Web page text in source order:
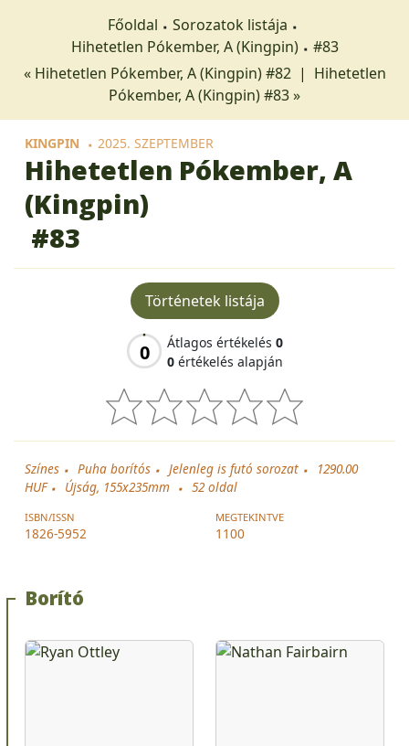
Főoldal
Sorozatok listája
Hihetetlen Pókember, A (Kingpin)
#83
« Hihetetlen Pókember, A (Kingpin) #82 | Hihetetlen
Pókember, A (Kingpin) #83 »
KINGPIN 2025. SZEPTEMBER
Hihetetlen Pókember, A
(Kingpin)
#83
Történetek listája
0 Átlagos értékelés 0
0 értékelés alapján
Színes Puha borítós Jelenleg is futó sorozat
1290.00
HUF
Újság, 155x235mm 52oldal
ISBN/ISSN
1826-5952
MEGTEKINTVE
1100
Borító